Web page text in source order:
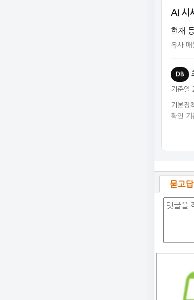
AI 시
현재
유사 매
DB
기준일
기본장
확인 기
묻고답